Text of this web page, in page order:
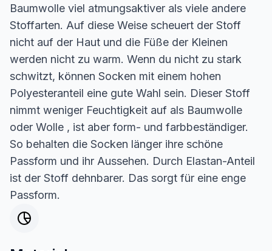
Baumwolle viel atmungsaktiver als viele andere
Stoffarten. Auf diese Weise scheuert der Stoff
nicht auf der Haut und die Füße der Kleinen
werden nicht zu warm. Wenn du nicht zu stark
schwitzt, können Socken mit einem hohen
Polyesteranteil eine gute Wahl sein. Dieser Stoff
nimmt weniger Feuchtigkeit auf als Baumwolle
oder Wolle , ist aber form- und farbbeständiger.
So behalten die Socken länger ihre schöne
Passform und ihr Aussehen. Durch Elastan-Anteil
ist der Stoff dehnbarer. Das sorgt für eine enge
Passform.